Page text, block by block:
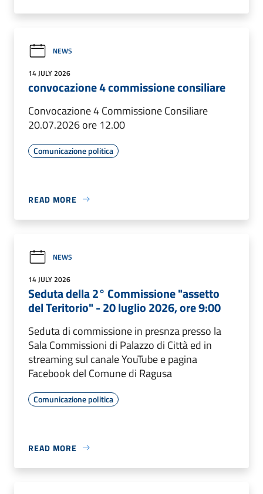
NEWS
14 JULY 2026
convocazione 4 commissione consiliare
Convocazione 4 Commissione Consiliare
20.07.2026 ore 12.00
Comunicazione politica
READ MORE
NEWS
14 JULY 2026
Seduta della 2° Commissione "assetto
del Teritorio" - 20 luglio 2026, ore 9:00
Seduta di commissione in presnza presso la
Sala Commissioni di Palazzo di Città ed in
streaming sul canale YouTube e pagina
Facebook del Comune di Ragusa
Comunicazione politica
READ MORE